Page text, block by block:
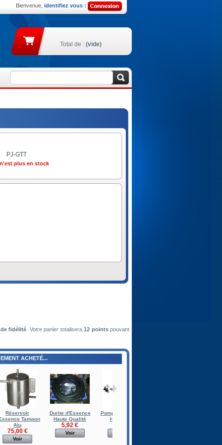
Bienvenue, identifiez vous :
Total de : (vide)
PJ-GTT
plus en stock
fidélité . Votre panier totalisera12 pointspouvant
ACHETÉ...
Réservoir
Tampon
Alu
75,00 €
Voir
Durite d'Essence
Haute Qualité
5,92 €
Voir
Pompe à Essence
Haut Débit